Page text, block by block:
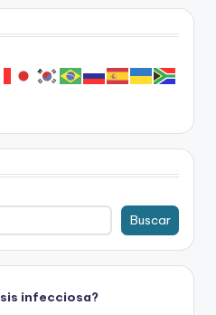
Buscar
infecciosa?